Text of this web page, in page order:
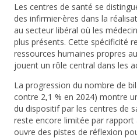
Les centres de santé se
des infirmier·ères dans la
au secteur libéral où les
plus présents. Cette spécificité
ressources humaines propres
jouent un rôle central dans les
La progression du nombre de
contre 2,1 % en 2024) montre
du dispositifpar les centres de
reste encore limitée par rapport
ouvre des pistes de réflexion